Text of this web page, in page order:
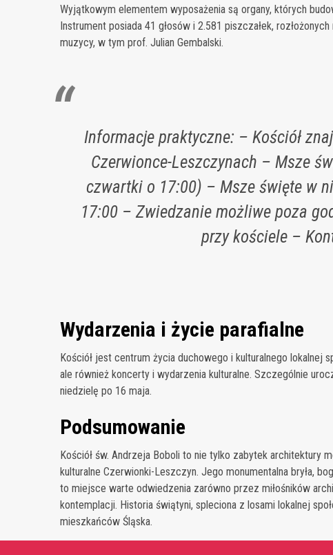
Wyjątkowym elementem wyposażenia są organy, których
Instrument posiada 41 głosów i 2.581 piszczałek,
muzycy, w tym prof. Julian Gembalski.
Informacje praktyczne: – Kościół
Czerwionce-Leszczynach – Msze
czwartki o 17:00) – Msze święte w
17:00 – Zwiedzanie możliwe poza
przy kościele –
Wydarzenia i życie parafialne
Kościół jest centrum życia duchowego i kulturalnego lokalnej
ale również koncerty i wydarzenia kulturalne. Szczególnie
niedzielę po 16 maja.
Podsumowanie
Kościół św. Andrzeja Boboli to nie tylko zabytek architektury
kulturalne Czerwionki-Leszczyn. Jego monumentalna bryła,
to miejsce warte odwiedzenia zarówno przez miłośników
kontemplacji. Historia świątyni, spleciona z losami lokalnej
mieszkańców Śląska.